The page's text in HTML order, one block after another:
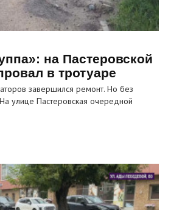
на Пастеровской
в тротуаре
завершился ремонт. Но без
улице Пастеровская очередной